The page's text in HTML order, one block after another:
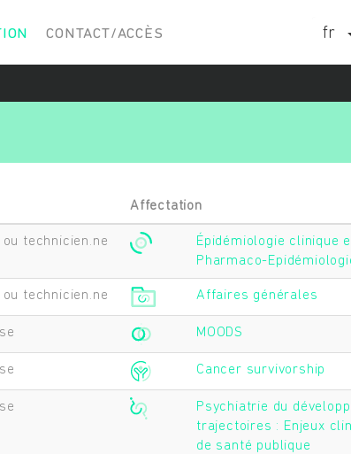
CONTACT/ACCÈS fr
Affectation
ou technicien.ne
Épidémiologie clinique
Pharmaco-
ou technicien.ne Affaires générales
MOODS
Cancer survivorship
Psychiatrie du
trajectoires : Enjeux
de santé publique